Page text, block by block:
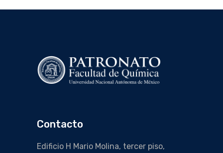
Contacto
Edificio H Mario Molina, tercer piso,